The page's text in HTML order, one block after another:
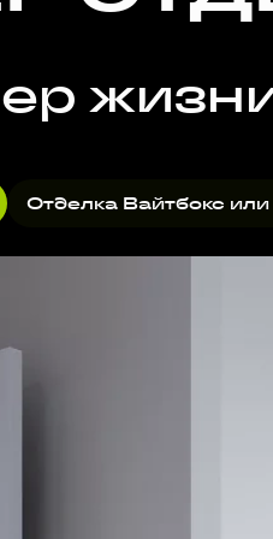
Отделка Вайтбокс